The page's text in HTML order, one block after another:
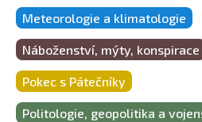
Meteorologie a klimatologie
Náboženství, mýty, konspirace
Pokec s Pátečníky
Politologie, geopolitika a